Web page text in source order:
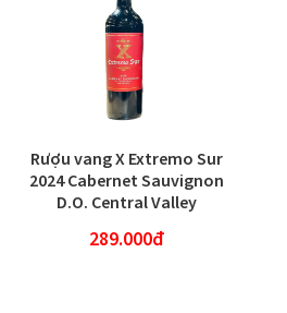
Rượu vang X Extremo Sur
2024 Cabernet Sauvignon
D.O. Central Valley
289.000đ